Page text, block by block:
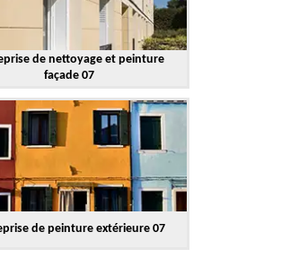
de nettoyage et peinture
façade 07
de peinture extérieure 07